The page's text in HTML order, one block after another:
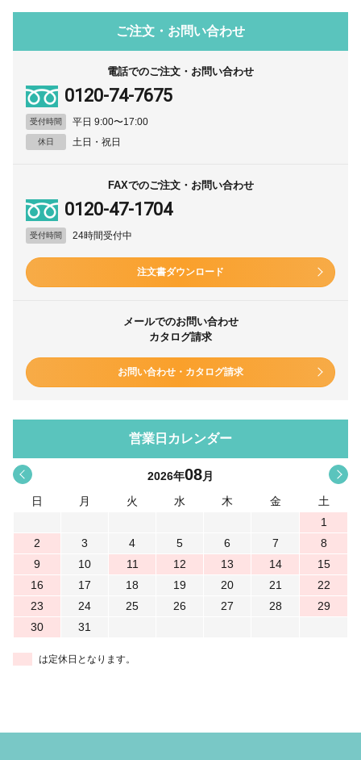
ご注文・お問い合わせ
電話でのご注文・お問い合わせ
0120-74-7675
受付時間 平日 9:00〜17:00
休日 土日・祝日
FAXでのご注文・お問い合わせ
0120-47-1704
受付時間 24時間受付中
注文書ダウンロード
メールでのお問い合わせ
カタログ請求
お問い合わせ・カタログ請求
営業日カレンダー
< 2026年08月
日
月 火 水 木 金
土
1
2
3 4 5 6 7
8
9
10 11 12 13 14
15
16
17 18 19 20 21
22
23
24 25 26 27 28
29
30
31
は定休日となります。